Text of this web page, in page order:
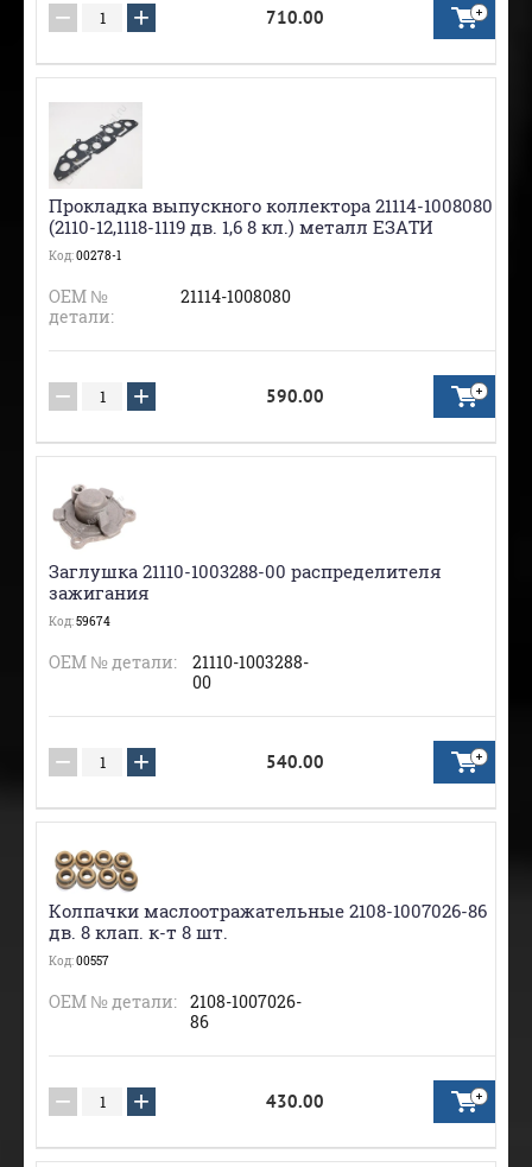
− + 710.00
Прокладка выпускного коллектора 21114-1008080
(2110-12,1118-1119 дв. 1,6 8 кл.) металл ЕЗАТИ
Код:00278-1
ОЕМ №
детали:
21114-1008080
− + 590.00
Заглушка 21110-1003288-00 распределителя
зажигания
Код:59674
ОЕМ № детали:
21110-1003288-
00
− + 540.00
Колпачки маслоотражательные 2108-1007026-86
дв. 8 клап. к-т 8 шт.
Код:00557
ОЕМ № детали: 2108-1007026-
86
− + 430.00